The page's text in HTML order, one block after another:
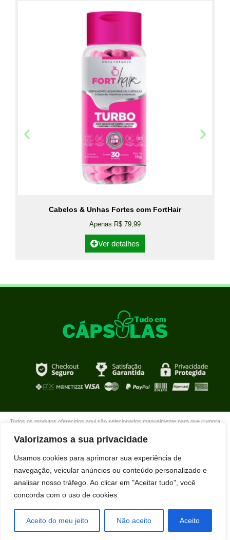
Valorizamos a sua privacidade
Usamos cookies para aprimorar sua experiência de
navegação, veicular anúncios ou conteúdo personalizado e
analisar nosso tráfego. Ao clicar em "Aceitar tudo", você
concorda com o uso de cookies.
Aceito do meu jeito Não aceito Aceito
Cabelos & Unhas Fortes com FortHair
Apenas R$ 79,99
Ver detalhes
Todos os produtos oferecidos aqui são selecionados manualmente para que cumpra
extraordinários para você que está realmente comprometido com sua mudança. Boas
Admilson Moraes acabou de comprar
HIDRALISO usando nosso desconto
exclusivo.